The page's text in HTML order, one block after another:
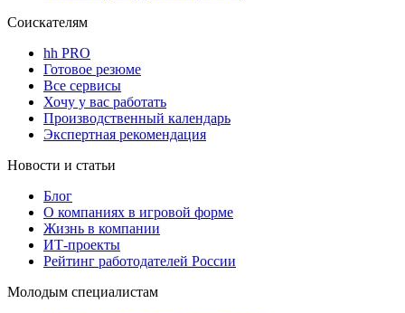
Соискателям
hh PRO
Готовое резюме
Все сервисы
Хочу у вас работать
Производственный календарь
Экспертная рекомендация
Новости и статьи
Блог
О компаниях в игровой форме
Жизнь в компании
ИТ-проекты
Рейтинг работодателей России
Молодым специалистам